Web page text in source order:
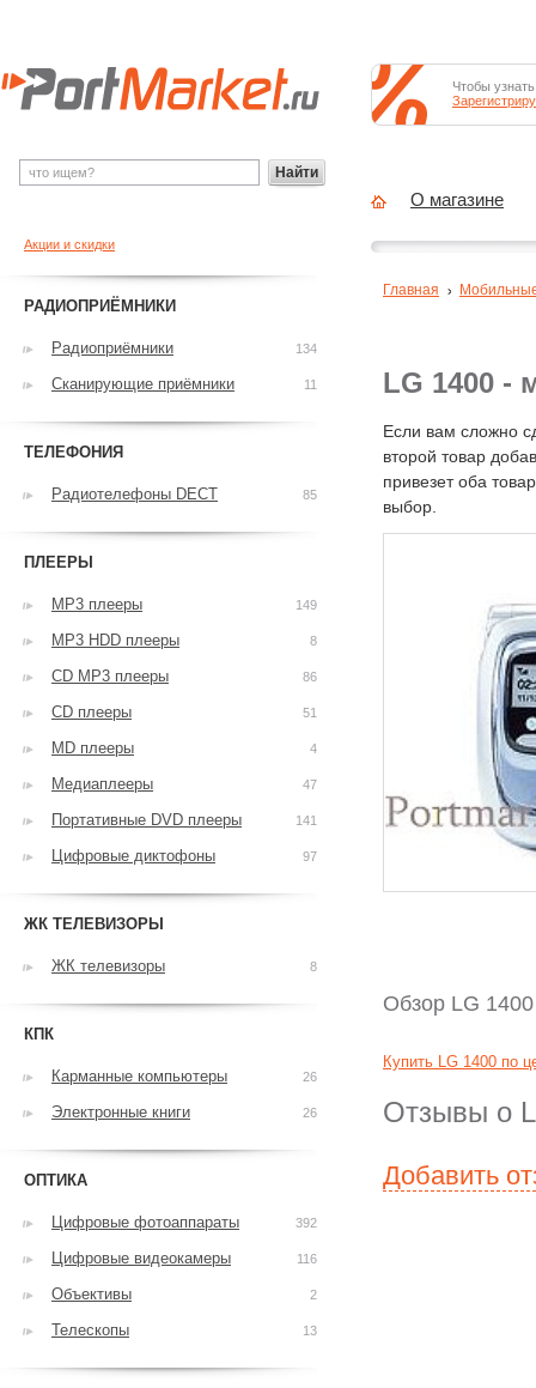
LG 1400 -
Если вам сложно
второй товар
привезет оба
выбор.
Обзор LG 1400
Купить LG 1400 по
Отзывы о
Добавить
Главная
Акции и скидки
РАДИОПРИЁМНИКИ
Радиоприёмники 134
Сканирующие приёмники 11
ТЕЛЕФОНИЯ
Радиотелефоны DECT 85
ПЛЕЕРЫ
MP3 плееры 149
MP3 HDD плееры 8
CD MP3 плееры 86
CD плееры 51
MD плееры 4
Медиаплееры 47
Портативные DVD плееры 141
Цифровые диктофоны 97
ЖК ТЕЛЕВИЗОРЫ
ЖК телевизоры 8
КПК
Карманные компьютеры 26
Электронные книги 26
ОПТИКА
Цифровые фотоаппараты 392
Цифровые видеокамеры 116
Объективы 2
Телескопы 13
Найти
Чтобы
О магазине